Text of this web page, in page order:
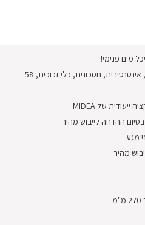
מים פנימי!
7 תוכניות הדחה לבחירה – הגיינית 72⁰, אינטנסיבית, חסכונית, כלי זכוכית, 58
ההדחה לייבוש מהיר
מגע
מהיר